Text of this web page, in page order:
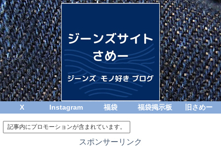
X Instagram 福袋 福袋掲示板 旧さめー
記事内にプロモーションが含まれています。
スポンサーリンク